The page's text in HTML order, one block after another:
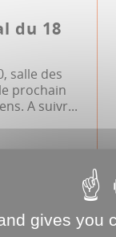
du 18
salle des
prochain
A suivr...
gives you